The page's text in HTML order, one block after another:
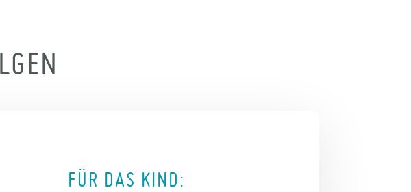
FÜR DAS KIND: